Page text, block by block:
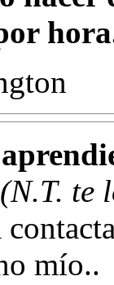
(N.T. te
mío..